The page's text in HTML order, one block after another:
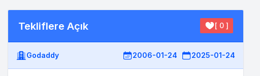
Tekliflere Açık [ 0 ]
Godaddy 2006-01-24 2025-01-24